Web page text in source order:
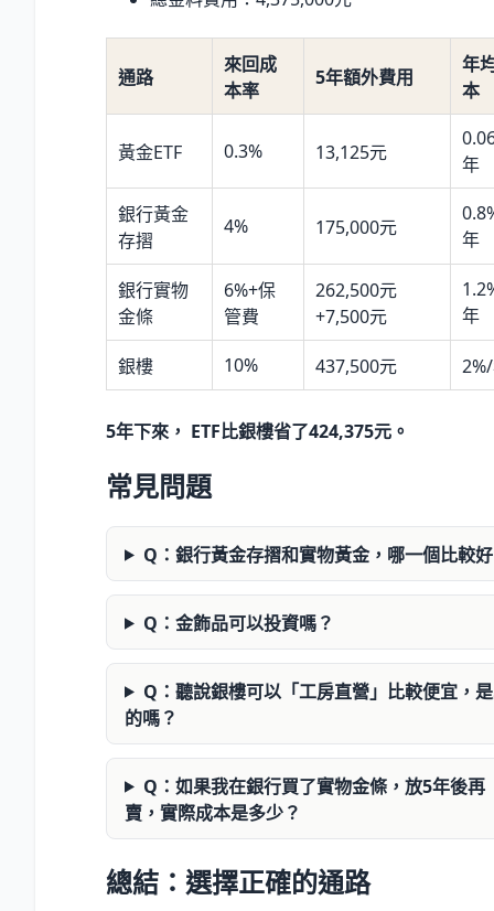
通路
來回成
本率
5年額外費用
年
本
黃金ETF 0.3% 13,125元
年
銀行黃金
存摺
4% 175,000元
年
銀行實物
金條
6%+保
管費
262,500元
+7,500元
年
銀樓 10% 437,500元
5年下來， ETF比銀樓省了424,375元。
常見問題
Q：銀行黃金存摺和實物黃金，哪一個比較
Q：金飾品可以投資嗎？
Q：聽說銀樓可以「工房直營」比較便宜，
的嗎？
Q：如果我在銀行買了實物金條，放5年後再
賣，實際成本是多少？
總結：選擇正確的通路